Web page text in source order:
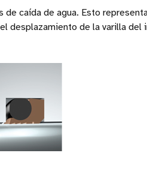
caída de agua. Esto
desplazamiento de la varilla del